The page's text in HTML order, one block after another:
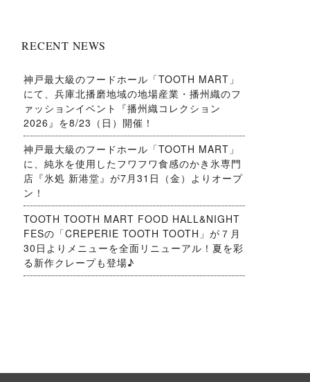
RECENT NEWS
神戸最大級のフードホール「TOOTH MART」
にて、兵庫北播磨地域の地場産業・播州織のフ
ァッションイベント『播州織コレクション
2026』を8/23（日）開催！
神戸最大級のフードホール「TOOTH MART」
に、純氷を使用したフワフワ食感のかき氷専門
店『氷処 新港堂』が7月31日（金）よりオープ
ン！
TOOTH TOOTH MART FOOD HALL&NIGHT
FESの「CREPERIE TOOTH TOOTH」が７月
30日よりメニューを全面リニューアル！夏を彩
る新作クレープも登場♪